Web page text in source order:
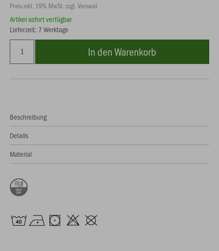
Preis inkl. 19% MwSt. zzgl. Versand
Artikel sofort verfügbar
Lieferzeit: 7 Werktage
In den Warenkorb
Beschreibung
Details
Material